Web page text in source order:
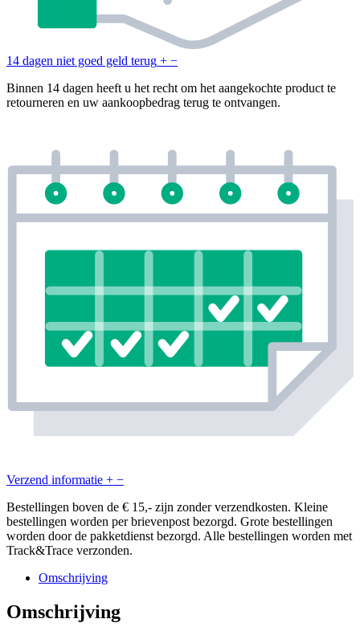
14 dagen niet goed geld terug + −
Binnen 14 dagen heeft u het recht om het aangekochte product te
retourneren en uw aankoopbedrag terug te ontvangen.
Verzend informatie + −
Bestellingen boven de € 15,- zijn zonder verzendkosten. Kleine
bestellingen worden per brievenpost bezorgd. Grote bestellingen
worden door de pakketdienst bezorgd. Alle bestellingen worden met
Track&Trace verzonden.
Omschrijving
Omschrijving